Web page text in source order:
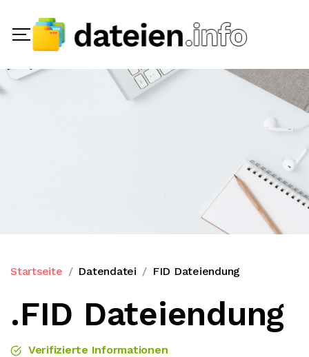
Startseite Datendatei FID Dateiendung
.FID Dateiendung
Verifizierte Informationen